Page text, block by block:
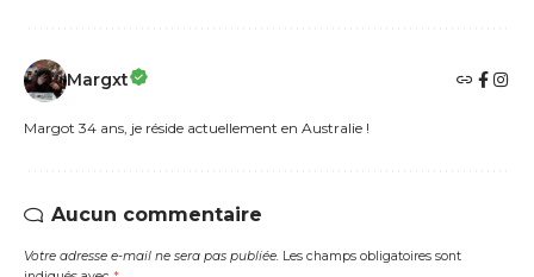
Margxt
Margot 34 ans, je réside actuellement en Australie !
Aucun commentaire
Votre adresse e-mail ne sera pas publiée. Les champs obligatoires sont